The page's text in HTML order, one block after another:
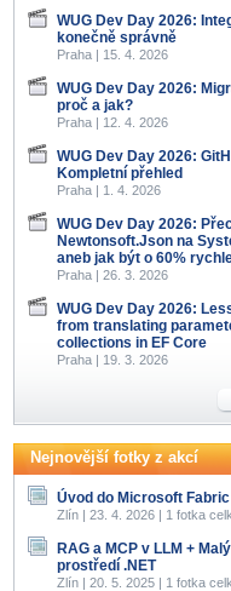
WUG Dev Day 2026:
konečně správně
Praha | 15. 4. 2026
WUG Dev Day 2026:
proč a jak?
Praha | 12. 4. 2026
WUG Dev Day 2026:
Kompletní přehled
Praha | 1. 4. 2026
WUG Dev Day 2026:
Newtonsoft.Json na
aneb jak být o 60%
Praha | 26. 3. 2026
WUG Dev Day 2026:
from translating
collections in EF Core
Praha | 19. 3. 2026
Nejnovější fotky z akcí
Úvod do Microsoft Fabric
Zlín | 23. 4. 2026 | 1 fotka
RAG a MCP v LLM +
prostředí .NET
Zlín | 20. 5. 2025 | 1 fotka